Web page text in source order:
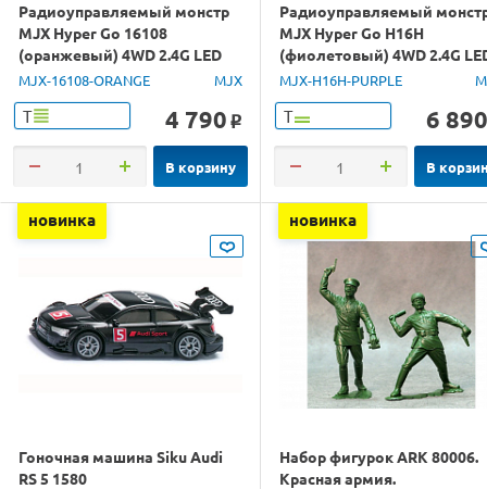
Радиоуправляемый монстр
MJX Hyper Go 16108
(оранжевый) 4WD 2.4G LED
1/16 RTR
MJX-16108-ORANGE MJX
Т 4 790 o
В корзину
Радиоуправляемый
MJX Hyper Go H16H
(фиолетовый) 4WD 2.4G
GPS 1/16 RTR
MJX-H16H-PURPLE
Т 6 890
В
новинка
Гоночная машина Siku Audi
RS 5 1580
новинка
Набор фигурок ARK 80006.
Красная армия.